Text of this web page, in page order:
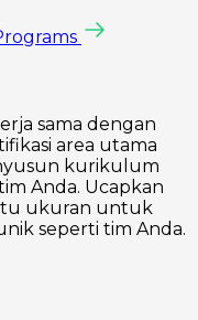
sama dengan
area utama
kurikulum
Anda. Ucapkan
ukuran untuk
seperti tim Anda.